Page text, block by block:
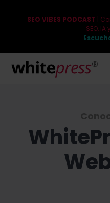
SEO VIBES PODCAST |
SEO,